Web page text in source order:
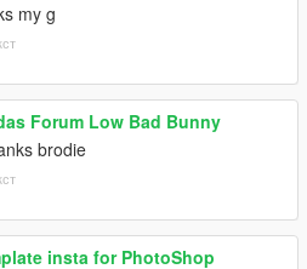
my g
Forum Low Bad Bunny
brodie
insta for PhotoShop